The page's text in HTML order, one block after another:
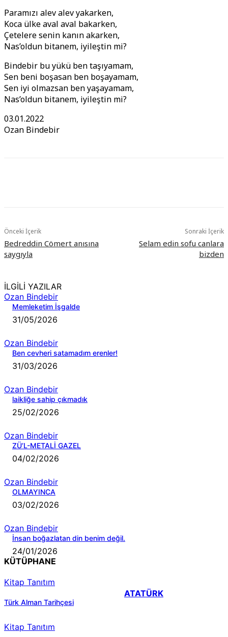
Paramızı alev alev yakarken,
Koca ülke aval aval bakarken,
Çetelere senin kanın akarken,
Nas’oldun bitanem, iyileştin mi?
Bindebir bu yükü ben taşıyamam,
Sen beni boşasan ben boşayamam,
Sen iyi olmazsan ben yaşayamam,
Nas’oldun bitanem, iyileştin mi?
03.01.2022
Ozan Bindebir
Önceki İçerik
Bedreddin Cömert anısına
saygıyla
Sonraki İçerik
Selam edin sofu canlara
bizden
İLGİLİ YAZILAR
Ozan Bindebir
Memleketim İşgalde
31/05/2026
Ozan Bindebir
Ben cevheri satamadım erenler!
31/03/2026
Ozan Bindebir
laikliğe sahip çıkmadık
25/02/2026
Ozan Bindebir
ZÜ’L-METALİ GAZEL
04/02/2026
Ozan Bindebir
OLMAYINCA
03/02/2026
Ozan Bindebir
İnsan boğazlatan din benim değil.
24/01/2026
KÜTÜPHANE
Kitap Tanıtım
Türk Alman Tarihçesi
Kitap Tanıtım
ATATÜRK